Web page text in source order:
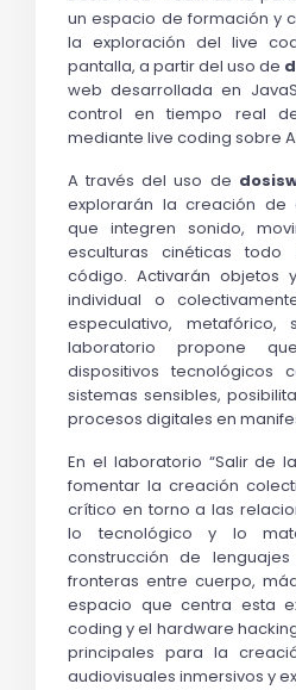
un espacio de formación y
la exploración del live
pantalla, a partir del uso de
web desarrollada en
control en tiempo real
mediante live coding sobre
A través del uso de
explorarán la creación de
que integren sonido,
esculturas cinéticas
código. Activarán objetos
individual o
especulativo,
laboratorio propone
dispositivos tecnológicos
sistemas sensibles,
procesos digitales en
En el laboratorio “Salir de
fomentar la creación
crítico en torno a las
lo tecnológico y lo
construcción de
fronteras entre cuerpo,
espacio que centra esta
coding y el hardware
principales para la
audiovisuales inmersivos y